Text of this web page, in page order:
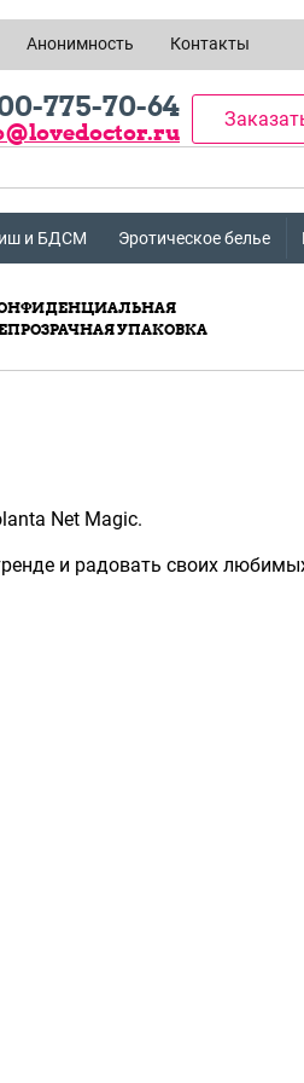
Анонимность Контакты
775-70-64
и БДСМ Эротическое белье
УПАКОВКА
Net Magic.
и радовать своих